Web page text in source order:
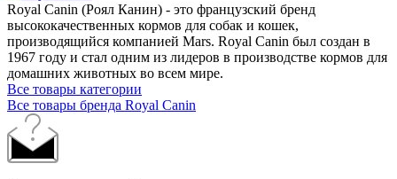
Royal Canin (Роял Канин) - это французский бренд
высококачественных кормов для собак и кошек,
производящийся компанией Mars. Royal Canin был создан в
1967 году и стал одним из лидеров в производстве кормов для
домашних животных во всем мире.
Все товары категории
Все товары бренда Royal Canin